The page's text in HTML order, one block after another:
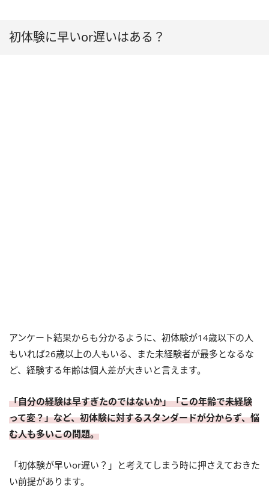
初体験に早いor遅いはある？
アンケート結果からも分かるように、初体験が14歳以下の人
もいれば26歳以上の人もいる、また未経験者が最多となるな
ど、経験する年齢は個人差が大きいと言えます。
「自分の経験は早すぎたのではないか」「この年齢で未経験
って変？」など、初体験に対するスタンダードが分からず、悩
む人も多いこの問題。
「初体験が早いor遅い？」と考えてしまう時に押さえておきた
い前提があります。